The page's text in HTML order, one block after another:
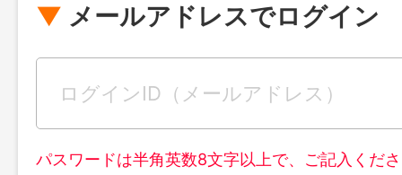
メールアドレスでログイン
パスワードは半角英数8文字以上で、ご記入くだ